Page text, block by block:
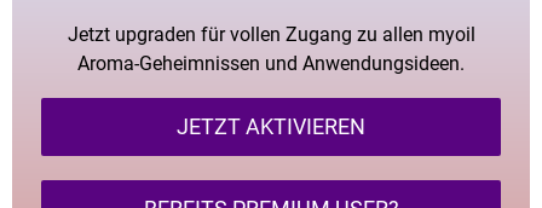
Jetzt upgraden für vollen Zugang zu allen myoil
Aroma-Geheimnissen und Anwendungsideen.
JETZT AKTIVIEREN